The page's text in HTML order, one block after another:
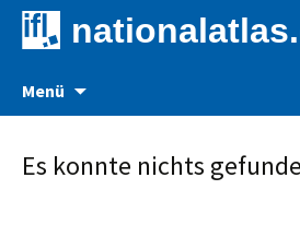
Menü
Es konnte nichts